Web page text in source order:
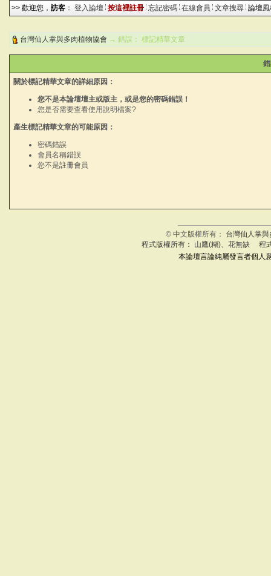
>> 歡迎您， 訪客 ： 登入論壇 按這裡註冊 忘記密碼 在線會員 文章搜尋 論壇
台灣仙人掌與多肉植物協會 → 錯誤： 標記精華文章
關於標記精華文章的詳細原因：
您不是本論壇壇主或版主，或是您的密碼錯誤！
您是否需要查看使用說明檔案?
產生標記精華文章的可能原因：
密碼錯誤
會員名稱錯誤
您不是註冊會員
© 中文版權所有： 台灣仙人掌
程式版權所有： 山鷹(糊)、花無缺 程
本論壇言論純屬發言者個人